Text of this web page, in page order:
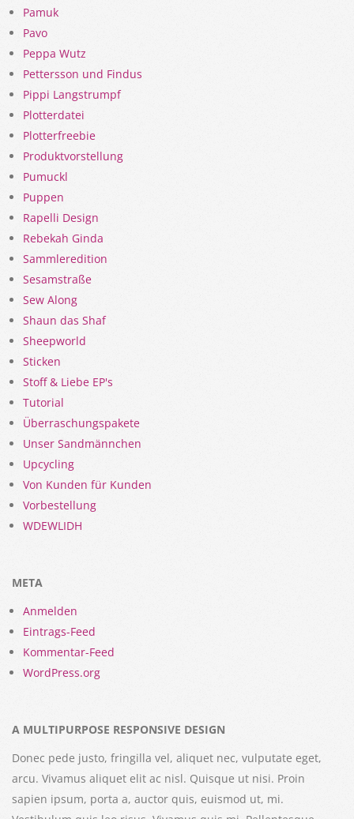
Pamuk
Pavo
Peppa Wutz
Pettersson und Findus
Pippi Langstrumpf
Plotterdatei
Plotterfreebie
Produktvorstellung
Pumuckl
Puppen
Rapelli Design
Rebekah Ginda
Sammleredition
Sesamstraße
Sew Along
Shaun das Shaf
Sheepworld
Sticken
Stoff & Liebe EP's
Tutorial
Überraschungspakete
Unser Sandmännchen
Upcycling
Von Kunden für Kunden
Vorbestellung
WDEWLIDH
META
Anmelden
Eintrags-Feed
Kommentar-Feed
WordPress.org
A MULTIPURPOSE RESPONSIVE DESIGN
Donec pede justo, fringilla vel, aliquet nec, vulputate eget,
arcu. Vivamus aliquet elit ac nisl. Quisque ut nisi. Proin
sapien ipsum, porta a, auctor quis, euismod ut, mi.